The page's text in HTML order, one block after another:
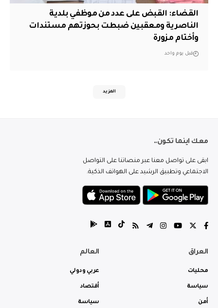
القضاء: القبض على عدد من موظفي بلدية
الناصرية ومعقبين ضبطت بحوزتهم مستندات
وأختام مزورة
قبل يوم واحد
المزيد
معك اينما تكون..
ابقى على تواصل معنا عبر منصاتنا على التواصل
الاجتماعي وتطبيق الرشيد على الهواتف الذكية.
العراق
محليات
سياسة
أمن
العالم
عربي ودولي
أقتصاد
سياسة